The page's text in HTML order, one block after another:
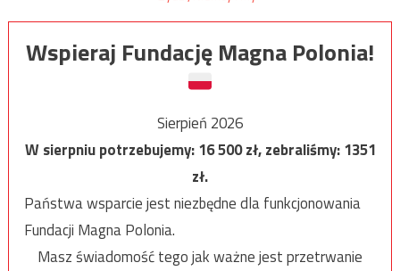
Wspieraj Fundację Magna Polonia!
Sierpień 2026
W sierpniu potrzebujemy:16 500zł, zebraliśmy:1351
zł.
Państwa wsparcie jest niezbędne dla funkcjonowania
Fundacji Magna Polonia.
Masz świadomość tego jak ważne jest przetrwanie